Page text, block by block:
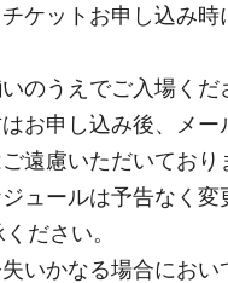
ケットお申し込み時
のうえでご入場くだ
お申し込み後、メー
遠慮いただいており
ュールは予告なく変
ださい。
いかなる場合におい